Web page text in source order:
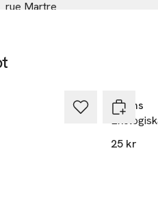
rue Martre
E-post
kontakt@loreal.com
89248963
Åhléns
25 kr